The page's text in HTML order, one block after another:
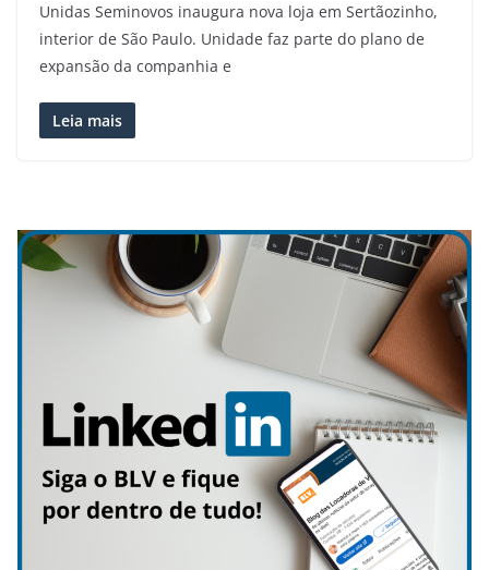
Unidas Seminovos inaugura nova loja em Sertãozinho,
interior de São Paulo. Unidade faz parte do plano de
expansão da companhia e
Leia mais